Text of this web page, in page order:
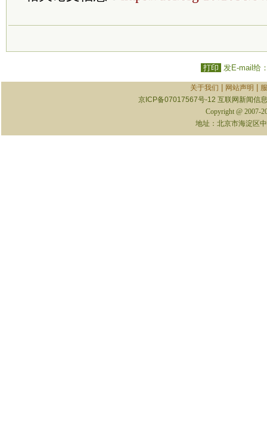
打印 发E-mail给
关于我们 网站声明
京ICP备07017567号-12 互联网新闻信
Copyright @ 2007-
地址：北京市海淀区